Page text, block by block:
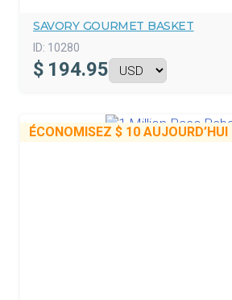
SAVORY GOURMET BASKET
ID: 10280
$ 194.95
ÉCONOMISEZ $ 10 AUJOURD’HUI